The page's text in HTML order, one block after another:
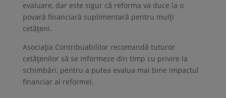
evaluare, dar este sigur că reforma va duce la o
povară financiară suplimentară pentru mulți
cetățeni.
Asociația Contribuabililor recomandă tuturor
cetățenilor să se informeze din timp cu privire la
schimbări, pentru a putea evalua mai bine impactul
financiar al reformei.